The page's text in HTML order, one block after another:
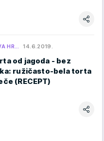
HR… 14.6.2019.
od jagoda - bez
ružičasto-bela torta
(RECEPT)